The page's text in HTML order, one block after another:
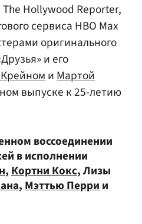
Hollywood Reporter,
сервиса HBO Max
оригинального
и его
иМартой
выпуске к 25-летию
воссоединении
в исполнении
, Кортни Кокс, Лизы
, Мэттью Перри и